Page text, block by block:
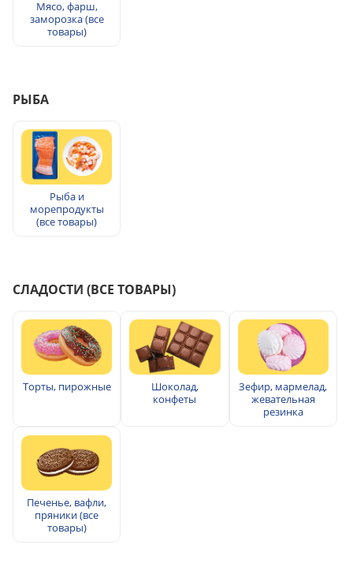
Мясо, фарш,
заморозка (все
товары)
РЫБА
Рыба и
морепродукты
(все товары)
СЛАДОСТИ (ВСЕ ТОВАРЫ)
Торты, пирожные
Шоколад,
конфеты
Зефир, мармелад,
жевательная
резинка
Печенье, вафли,
пряники (все
товары)